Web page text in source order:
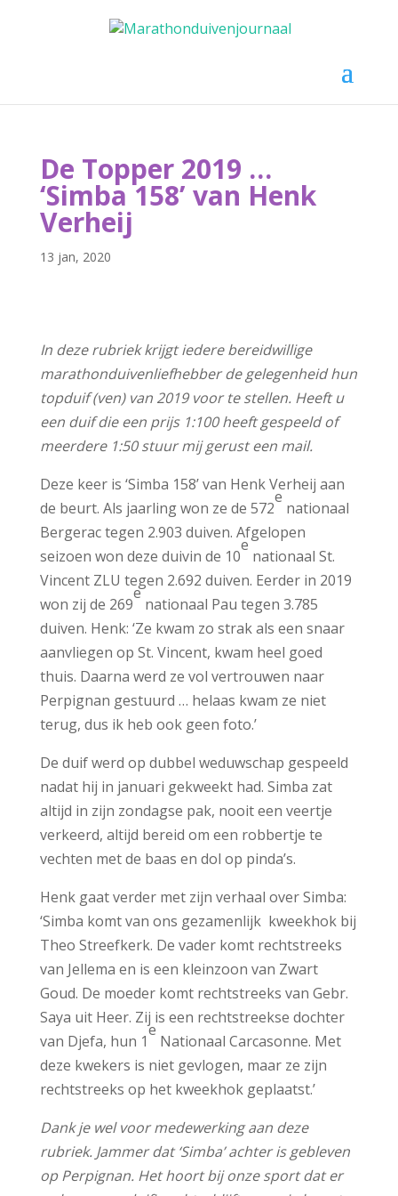
De Topper 2019 …
‘Simba 158’ van Henk
Verheij
13 jan, 2020
In deze rubriek krijgt iedere bereidwillige
marathonduivenliefhebber de gelegenheid hun
topduif (ven) van 2019 voor te stellen. Heeft u
een duif die een prijs 1:100 heeft gespeeld of
meerdere 1:50 stuur mij gerust een mail.
Deze keer is ‘Simba 158’ van Henk Verheij aan
de beurt. Als jaarling won ze de 572
e
nationaal
Bergerac tegen 2.903 duiven. Afgelopen
seizoen won deze duivin de 10
e
nationaal St.
Vincent ZLU tegen 2.692 duiven. Eerder in 2019
won zij de 269
e
nationaal Pau tegen 3.785
duiven. Henk: ‘Ze kwam zo strak als een snaar
aanvliegen op St. Vincent, kwam heel goed
thuis. Daarna werd ze vol vertrouwen naar
Perpignan gestuurd … helaas kwam ze niet
terug, dus ik heb ook geen foto.’
De duif werd op dubbel weduwschap gespeeld
nadat hij in januari gekweekt had. Simba zat
altijd in zijn zondagse pak, nooit een veertje
verkeerd, altijd bereid om een robbertje te
vechten met de baas en dol op pinda’s.
Henk gaat verder met zijn verhaal over Simba:
‘Simba komt van ons gezamenlijk kweekhok bij
Theo Streefkerk. De vader komt rechtstreeks
van Jellema en is een kleinzoon van Zwart
Goud. De moeder komt rechtstreeks van Gebr.
Saya uit Heer. Zij is een rechtstreekse dochter
van Djefa, hun 1
e
Nationaal Carcasonne. Met
deze kwekers is niet gevlogen, maar ze zijn
rechtstreeks op het kweekhok geplaatst.’
Dank je wel voor medewerking aan deze
rubriek. Jammer dat ‘Simba’ achter is gebleven
op Perpignan. Het hoort bij onze sport dat er